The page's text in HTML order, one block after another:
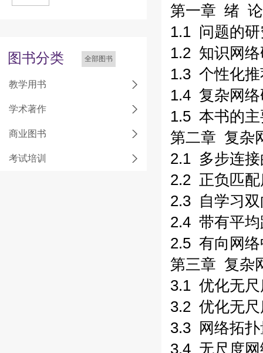
图书分类 全部图书
教学用书
学术著作
商业图书
考试培训
第一章 绪
1.1 问题的
1.2 知识网
1.3 个性化
1.4 复杂网
1.5 本书的
第二章 复杂
2.1 多步连
2.2 正负匹
2.3 自学习
2.4 带有平均
2.5 有向网
第三章 复杂
3.1 优化无
3.2 优化无
3.3 网络拓
3.4 无尺度